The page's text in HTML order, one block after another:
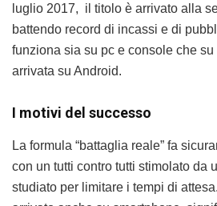
luglio 2017, il titolo è arrivato alla
battendo record di incassi e di
funziona sia su pc e console che
arrivata su Android.
I motivi del successo
La formula “battaglia reale” fa
con un tutti contro tutti stimolato da
studiato per limitare i tempi di